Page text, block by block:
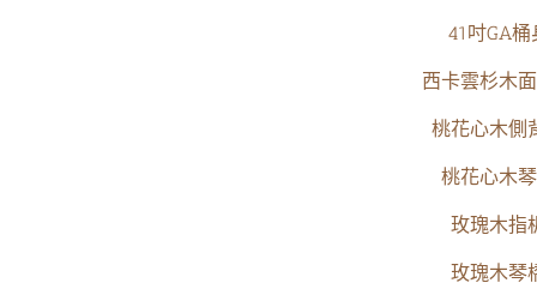
41吋GA桶
西卡雲杉木
桃花心木側
桃花心木
玫瑰木指
玫瑰木琴